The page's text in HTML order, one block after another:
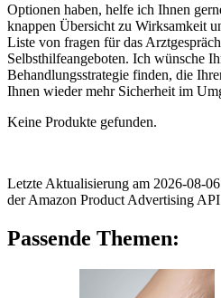
Optionen haben,‍ helfe ich Ihnen
knappen Übersicht ⁢zu Wirksamkeit
Liste von fragen für das
Selbsthilfeangeboten.​ Ich wünsche
⁤Behandlungsstrategie finden, die
Ihnen wieder mehr Sicherheit‍ im
Keine Produkte gefunden.
Letzte Aktualisierung am 2026-08-
der Amazon Product Advertising API
Passende Themen: